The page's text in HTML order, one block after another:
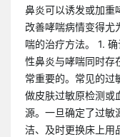
鼻炎可以诱发或加重
改善哮喘病情变得尤
喘的治疗方法。 1.
性鼻炎与哮喘同时存
常重要的。常见的过
做皮肤过敏原检测或
源。一旦确定了过敏
洁、及时更换床上用